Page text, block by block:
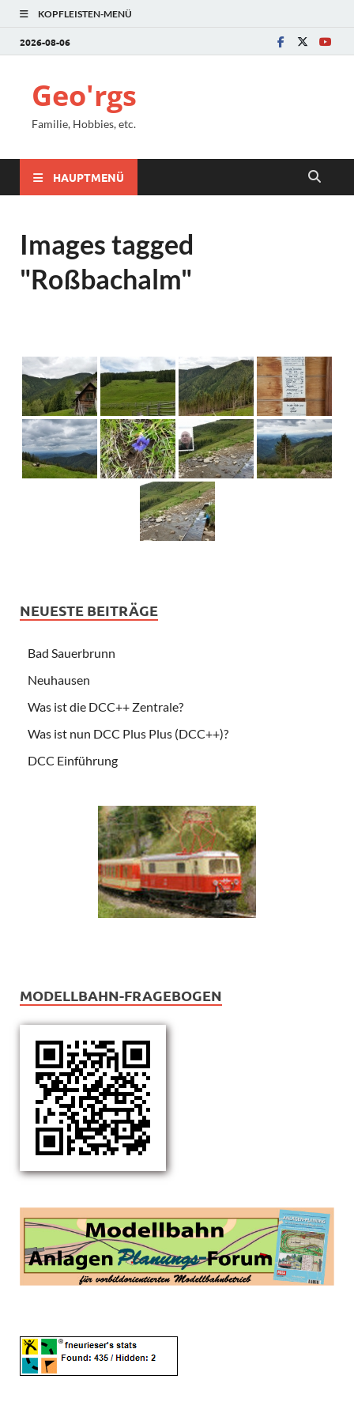
KOPFLEISTEN-MENÜ
2026-08-06
Geo'rgs
Familie, Hobbies, etc.
HAUPTMENÜ
Images tagged
"Roßbachalm"
NEUESTE BEITRÄGE
Bad Sauerbrunn
Neuhausen
Was ist die DCC++ Zentrale?
Was ist nun DCC Plus Plus (DCC++)?
DCC Einführung
MODELLBAHN-FRAGEBOGEN